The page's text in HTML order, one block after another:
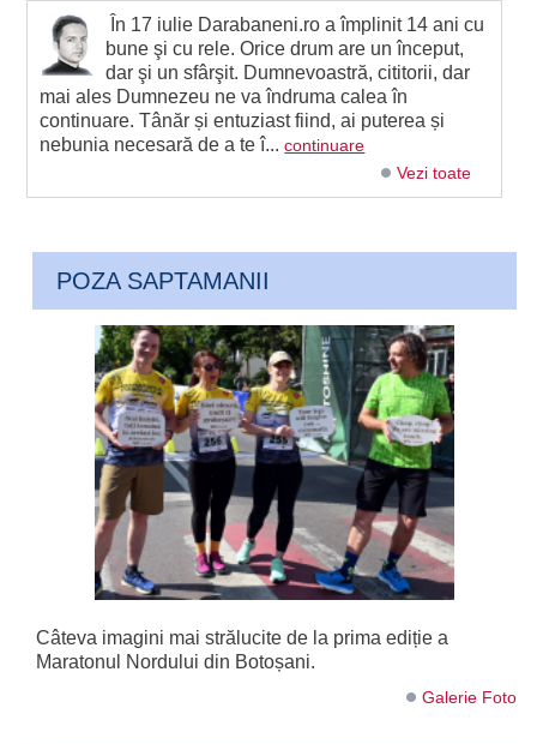
În 17 iulie Darabaneni.ro a împlinit 14 ani cu
bune şi cu rele. Orice drum are un început,
dar şi un sfârşit. Dumnevoastră, cititorii, dar
mai ales Dumnezeu ne va îndruma calea în
continuare. Tânăr și entuziast fiind, ai puterea și
nebunia necesară de a te î...continuare
Vezi toate
POZA SAPTAMANII
Câteva imagini mai strălucite de la prima ediție a
Maratonul Nordului din Botoșani.
Galerie Foto